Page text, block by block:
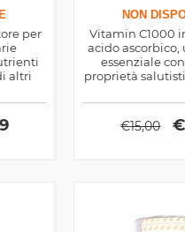
per
altri
NON
Vitamin C1000
acido
essenziale
proprietà
spiccate
€15,00